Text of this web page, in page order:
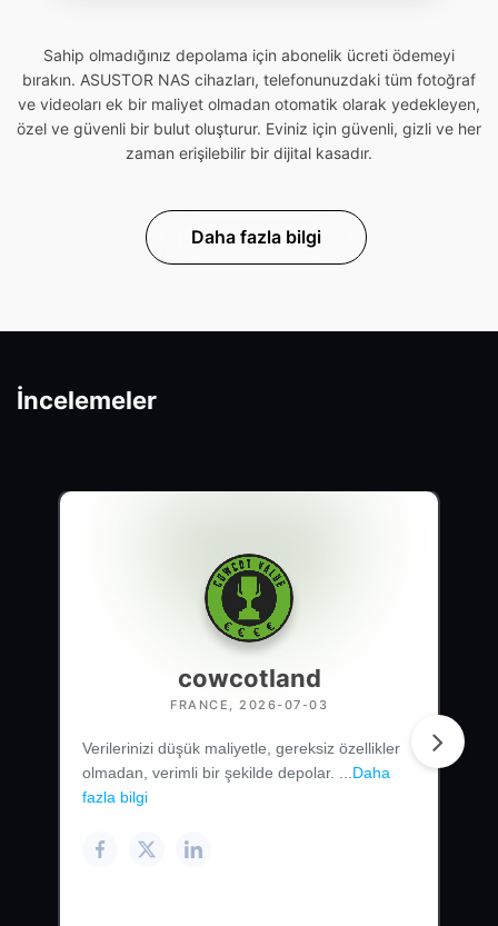
Sahip olmadığınız depolama için abonelik ücreti ödemeyi
bırakın. ASUSTOR NAS cihazları, telefonunuzdaki tüm fotoğraf
ve videoları ek bir maliyet olmadan otomatik olarak yedekleyen,
özel ve güvenli bir bulut oluşturur. Eviniz için güvenli, gizli ve her
zaman erişilebilir bir dijital kasadır.
Daha fazla bilgi
İncelemeler
cowcotland
FRANCE, 2026-07-03
Verilerinizi düşük maliyetle, gereksiz özellikler
olmadan, verimli bir şekilde depolar. ... Daha
fazla bilgi